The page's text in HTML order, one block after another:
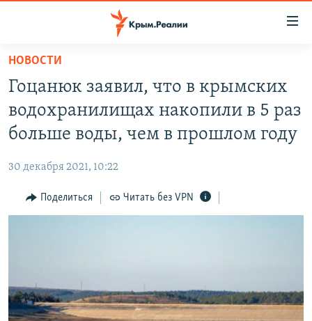
Вернуться
основному
содержанию
Вернутся
главной
навигации
Вернутся
СПЕЦПРОЕКТЫ
11 ЛЕТ ОККУПАЦИИ КРЫМА. 11 ИСТОРИЙ СОПРОТИВЛЕНИЯ
ВОДА
ЕЩЕ
ИНТЕРАКТИВ
ПРОПАВШИЕ БЕЗ ВЕСТИ
РАДІО СВОБОДА
Qırımtatar
НОВОСТИ
Гоцанюк заявил, что в крымских
водохранилищах накопили в 5 раз
больше воды, чем в прошлом году
30 декабря 2021, 10:22
Поделиться Читать без VPN